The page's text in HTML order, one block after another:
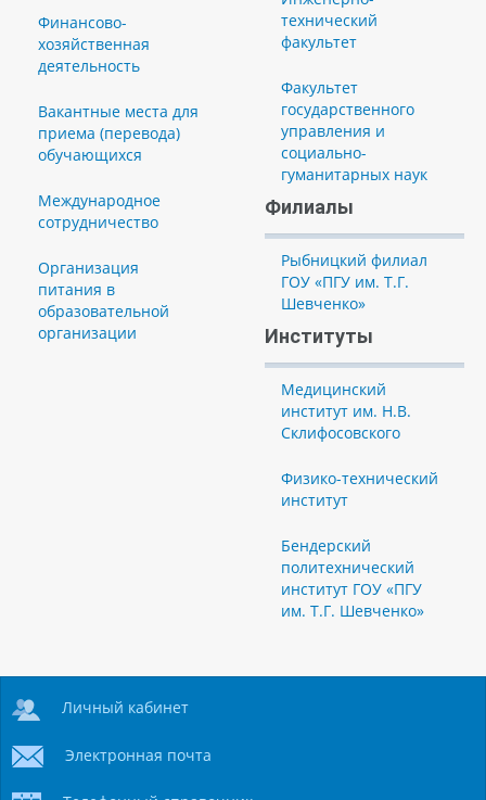
Финансово-
хозяйственная
деятельность
Вакантные места для
приема (перевода)
обучающихся
Международное
сотрудничество
Организация
питания в
образовательной
организации
технический
факультет
Факультет
государственного
управления и
социально-
гуманитарных наук
Филиалы
Рыбницкий филиал
ГОУ «ПГУ им. Т.Г.
Шевченко»
Институты
Медицинский
институт им. Н.В.
Склифосовского
Физико-технический
институт
Бендерский
политехнический
институт ГОУ «ПГУ
им. Т.Г. Шевченко»
Личный кабинет
Электронная почта